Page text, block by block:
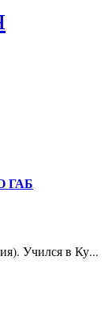
ГАБ
Учился в Ку...